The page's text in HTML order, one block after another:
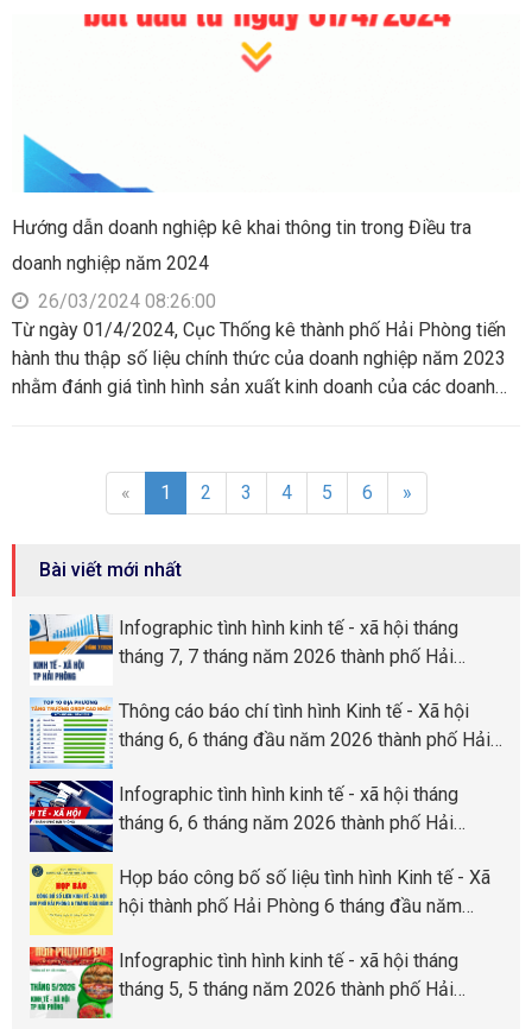
Hướng dẫn doanh nghiệp kê khai thông tin trong Điều tra
doanh nghiệp năm 2024
26/03/2024 08:26:00
Từ ngày 01/4/2024, Cục Thống kê thành phố Hải Phòng tiến
hành thu thập số liệu chính thức của doanh nghiệp năm 2023
nhằm đánh giá tình hình sản xuất kinh doanh của các doanh
« 1 2 3 4 5 6 »
Bài viết mới nhất
Infographic tình hình kinh tế - xã hội tháng
tháng 7, 7 tháng năm 2026 thành phố Hải
Thông cáo báo chí tình hình Kinh tế - Xã hội
tháng 6, 6 tháng đầu năm 2026 thành phố Hải
Infographic tình hình kinh tế - xã hội tháng
tháng 6, 6 tháng năm 2026 thành phố Hải
Họp báo công bố số liệu tình hình Kinh tế - Xã
hội thành phố Hải Phòng 6 tháng đầu năm
Infographic tình hình kinh tế - xã hội tháng
tháng 5, 5 tháng năm 2026 thành phố Hải